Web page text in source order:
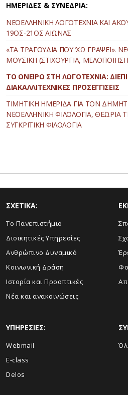
ΗΜΕΡΙΔΕΣ & ΣΥΝΕΔΡΙΑ:
ΝΕΟΕΛΛΗΝΙΚΗ ΛΟΓΟΤΕΧΝΙΑ ΚΑΙ
19ΟΣ-21ΟΣ ΑΙΩΝΑΣ
«ΤΑ ΤΡΑΓΟΥΔΙΑ ΠΟΥ ’ΧΩ ΓΡΑΨΕΙ».
ΜΟΥΣΙΚΗ (ΣΤΙΧΟΥΡΓΙΑ,
ΤΟ ΟΝΕΙΡΟ ΣΤΗ ΛΟΓΟΤΕΧΝΙΑ:
ΔΙΑΚΑΛΛΙΤΕΧΝΙΚΕΣ ΠΡΟΣΕΓΓΙΣΕΙΣ
ΤΙΜΗΤΙΚΗ ΗΜΕΡΙΔΑ ΓΙΑ ΤΟΝ
ΝΕΟΕΛΛΗΝΙΚΗ ΦΙΛΟΛΟΓΙΑ, ΘΕΩΡΙΑ
ΣΥΓΚΡΙΤΙΚΗ ΦΙΛΟΛΟΓΙΑ
ΣΧΕΤΙΚΑ:
Το Πανεπιστήμιο
Διοικητικές Υπηρεσίες
Ανθρώπινο Δυναμικό
Κοινωνική Δράση
Ιστορία και Προοπτικές
Νέα και ανακοινώσεις
ΥΠΗΡΕΣΙΕΣ:
Webmail
E-class
Delos